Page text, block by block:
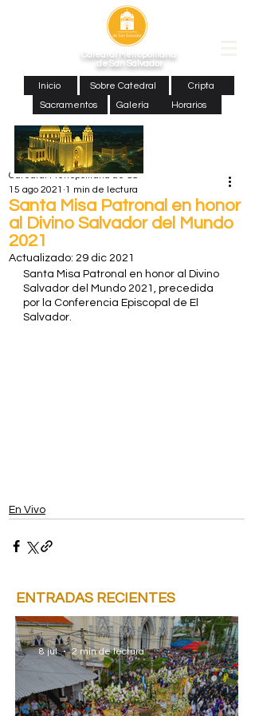
Catedral Metropolitana
de San Salvador
Inicio Sobre Catedral
Cripta
Sacramentos
Galería Horarios
Santa Misa Patronal en honor
al Divino Salvador del Mundo
2021
Catedral Metropolitana de SS
15 ago 2021 1 min de lectura
Actualizado: 29 dic 2021
Santa Misa Patronal en honor al Divino
Salvador del Mundo 2021, precedida
por la Conferencia Episcopal de El
Salvador.
En Vivo
ENTRADAS RECIENTES
8 jul 2 min de lectura